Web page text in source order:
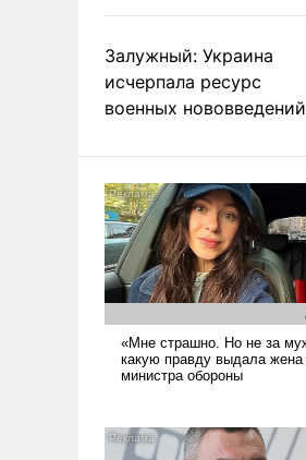
Залужный: Украина
исчерпала ресурс
военных нововведений